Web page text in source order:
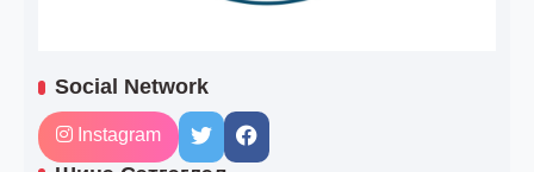
Social Network
Instagram